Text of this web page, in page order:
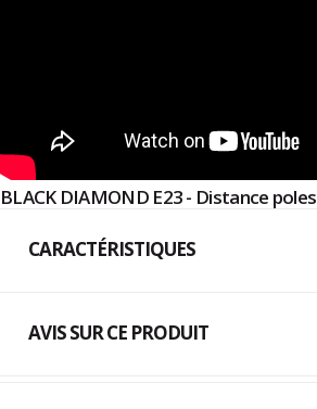
BLACK DIAMOND E23 - Distance poles
CARACTÉRISTIQUES
AVIS SUR CE PRODUIT